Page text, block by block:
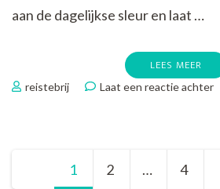
aan de dagelijkse sleur en laat …
LEES MEER
reistebrij Laat een reactie achterop
BerichtenPagina
1 Pagina
2 … Pagina
4